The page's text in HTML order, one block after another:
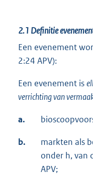
2.1 Definitie
Een evenement
2:24 APV):
Een evenement is
verrichting van
a.
b.
markten als
onder h, van
APV;